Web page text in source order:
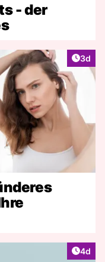
- der
3d
4d